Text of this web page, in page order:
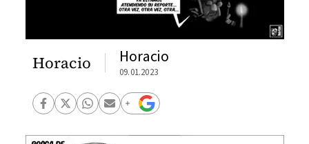
Horacio Horacio
09.01.2023